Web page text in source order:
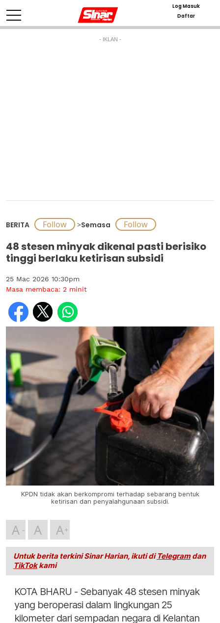
Log Masuk
Daftar
- IKLAN -
BERITA >Semasa
48 stesen minyak dikenal pasti berisiko
tinggi berlaku ketirisan subsidi
25 Mac 2026 10:30pm
Masa membaca: 2 minit
KPDN tidak akan berkompromi terhadap sebarang bentuk
ketirisan dan penyalahgunaan subsidi.
A A A
Untuk berita terkini Sinar Harian, ikuti di Telegramdan
TikTokkami
KOTA BHARU - Sebanyak 48 stesen minyak
yang beroperasi dalam lingkungan 25
kilometer dari sempadan negara di Kelantan